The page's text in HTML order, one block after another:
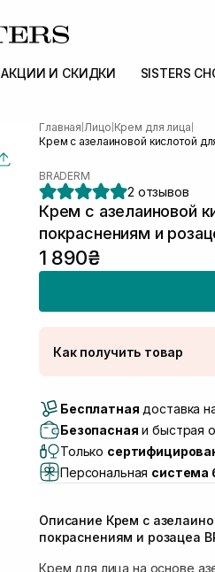
АКЦИИ И СКИДКИ SISTERS
Главная Лицо Крем для лица
Крем с азелаиновой кислотой
BRADERM
2 отзывов
Крем с азелаиновой
покраснениям и
1 890₴
Как получить товар
Самовывоз г. Луцк,
Самовывоз г. Львов,
Самовывоз Львов
Самовывоз г. Львов
Самовывоз г. Ровно,
Бесплатная доставка
Безопасная и быстрая
Только
Персональная система
Описание Крем с
покраснениям и розацеа
Крем для лица на основе